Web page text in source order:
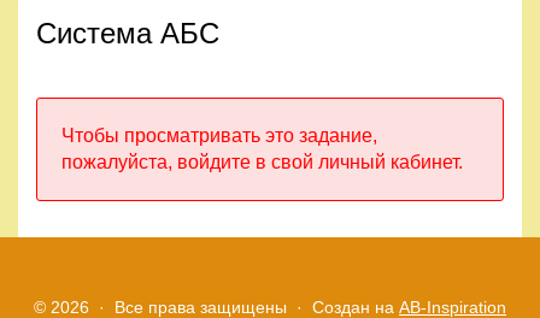
Личный
кабинет
Правила
и
условия
Политика
Система АБС
Чтобы просматривать это задание,
пожалуйста, войдите в свой личный кабинет.
© 2026 · Все права защищены · Создан на AB-Inspiration